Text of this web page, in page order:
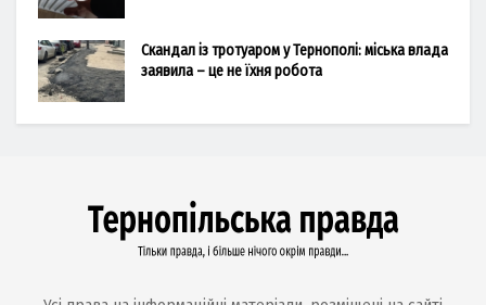
Скандал із тротуаром у Тернополі: міська влада
заявила – це не їхня робота